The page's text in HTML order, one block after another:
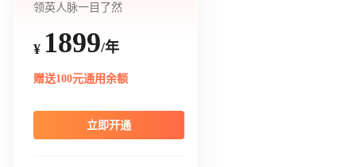
领英人脉一目了然
¥ 1899/年
赠送100元通用余额
立即开通